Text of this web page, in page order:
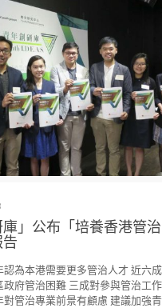
庫」公布「培養香港管
認為本港需要更多管治人才 近六
政府管治困難 三成對參與管治工作
對管治專業前景有顧慮 建議加強